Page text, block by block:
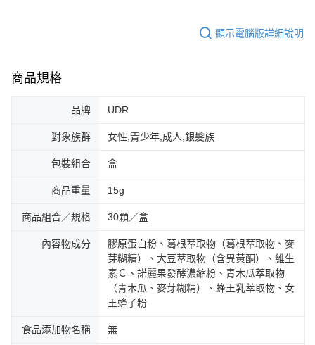
顯示電腦版詳細說明
商品規格
品牌 UDR
對象族群 女性,青少年,成人,銀髮族
包裝組合 盒
商品重量 15g
商品組合／規格 30顆／盒
內容物成分
膠原蛋白粉、葛根萃取物（葛根萃取物、麥
芽糊精）、大豆萃取物（含異黃酮）、維生
素Ｃ、諾麗果發酵濃縮粉、青木瓜萃取物
（青木瓜、麥芽糊精）、蜂王乳萃取物、女
王蜂子粉
食品添加物名稱 無